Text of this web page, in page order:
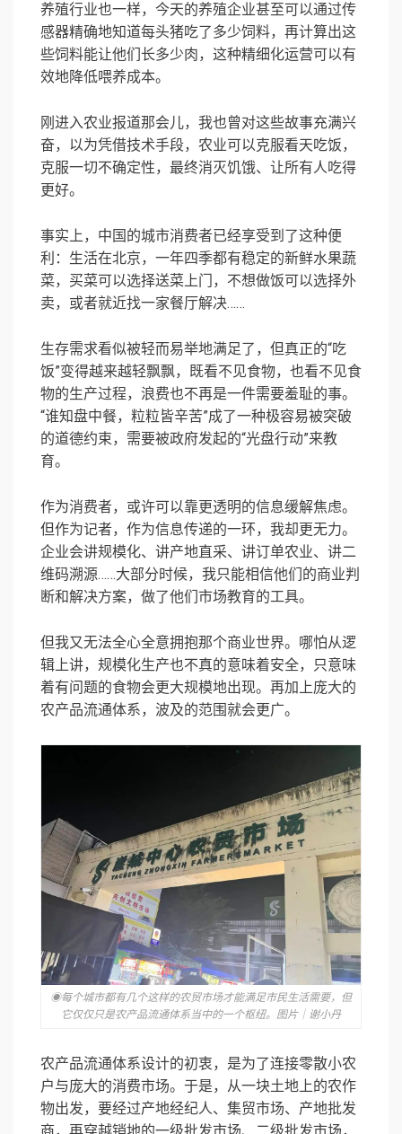
养殖行业也一样，今天的养殖企业甚至可以通过传
感器精确地知道每头猪吃了多少饲料，再计算出这
些饲料能让他们长多少肉，这种精细化运营可以有
效地降低喂养成本。
刚进入农业报道那会儿，我也曾对这些故事充满兴
奋，以为凭借技术手段，农业可以克服看天吃饭，
克服一切不确定性，最终消灭饥饿、让所有人吃得
更好。
事实上，中国的城市消费者已经享受到了这种便
利：生活在北京，一年四季都有稳定的新鲜水果蔬
菜，买菜可以选择送菜上门，不想做饭可以选择外
卖，或者就近找一家餐厅解决……
生存需求看似被轻而易举地满足了，但真正的“吃
饭”变得越来越轻飘飘，既看不见食物，也看不见食
物的生产过程，浪费也不再是一件需要羞耻的事。
“谁知盘中餐，粒粒皆辛苦”成了一种极容易被突破
的道德约束，需要被政府发起的“光盘行动”来教
育。
作为消费者，或许可以靠更透明的信息缓解焦虑。
但作为记者，作为信息传递的一环，我却更无力。
企业会讲规模化、讲产地直采、讲订单农业、讲二
维码溯源……大部分时候，我只能相信他们的商业判
断和解决方案，做了他们市场教育的工具。
但我又无法全心全意拥抱那个商业世界。哪怕从逻
辑上讲，规模化生产也不真的意味着安全，只意味
着有问题的食物会更大规模地出现。再加上庞大的
农产品流通体系，波及的范围就会更广。
◉每个城市都有几个这样的农贸市场才能满足市民生活需要，但
它仅仅只是农产品流通体系当中的一个枢纽。图片｜谢小丹
农产品流通体系设计的初衷，是为了连接零散小农
户与庞大的消费市场。于是，从一块土地上的农作
物出发，要经过产地经纪人、集贸市场、产地批发